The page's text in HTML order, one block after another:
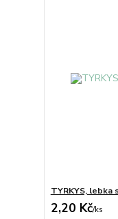
TYRKYS, lebka
2,20 Kč/ks